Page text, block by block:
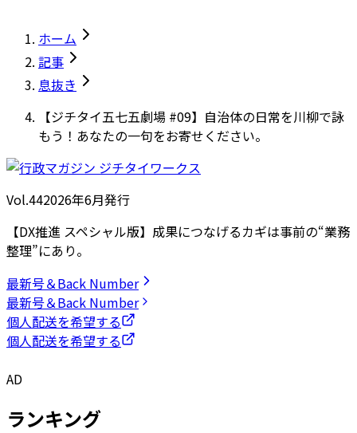
ホーム
記事
息抜き
【ジチタイ五七五劇場 #09】自治体の日常を川柳で詠
もう！あなたの一句をお寄せください。
Vol.442026年6月発行
【DX推進 スペシャル版】成果につなげるカギは事前の“業務
整理”にあり。
最新号＆Back Number
最新号＆Back Number
個人配送を希望する
個人配送を希望する
AD
ランキング